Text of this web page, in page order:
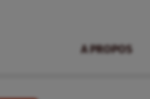
A PROPOS